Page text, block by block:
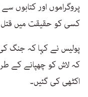
پروگراموں اور کتابوں سے
کسی کو حقیقت میں قتل
پولیس نے کہا کہ جنگ
کہ لاش کو چھپانے کے
اکٹھی کی گئیں۔